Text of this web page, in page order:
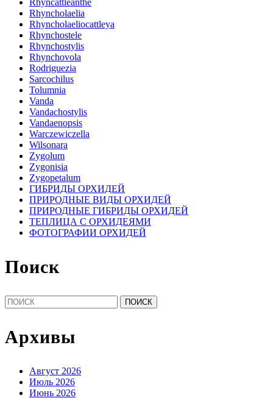
Rhyncattleanthe
Rhyncholaelia
Rhyncholaeliocattleya
Rhynchostele
Rhynchostylis
Rhynchovola
Rodriguezia
Sarcochilus
Tolumnia
Vanda
Vandachostylis
Vandaenopsis
Warczewiczella
Wilsonara
Zygolum
Zygonisia
Zygopetalum
ГИБРИДЫ ОРХИДЕЙ
ПРИРОДНЫЕ ВИДЫ ОРХИДЕЙ
ПРИРОДНЫЕ ГИБРИДЫ ОРХИДЕЙ
ТЕПЛИЦА С ОРХИДЕЯМИ
ФОТОГРАФИИ ОРХИДЕЙ
Поиск
Найти:
Архивы
Август 2026
Июль 2026
Июнь 2026